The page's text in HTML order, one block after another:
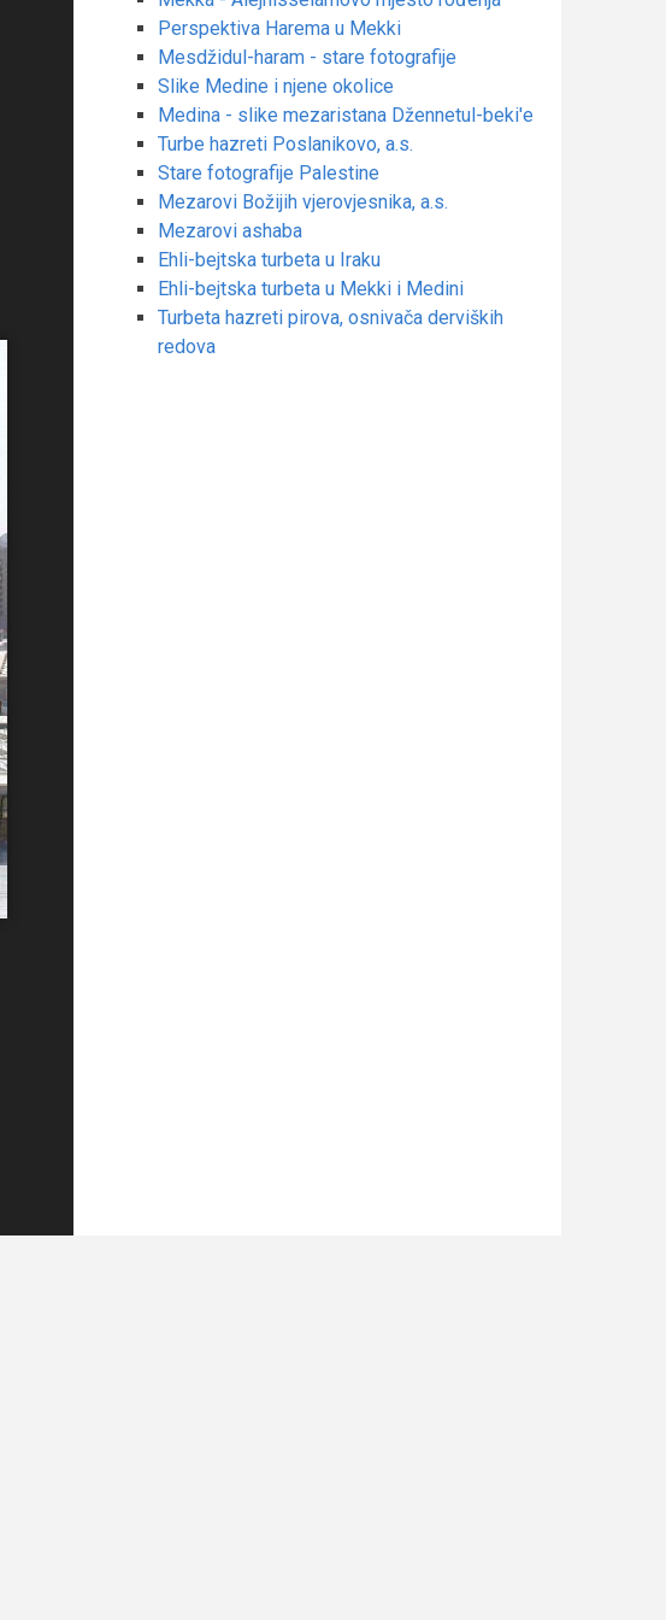
Perspektiva Harema u Mekki
Mesdžidul-haram - stare fotografije
Slike Medine i njene okolice
Medina - slike mezaristana Džennetul-beki'e
Turbe hazreti Poslanikovo, a.s.
Stare fotografije Palestine
Mezarovi Božijih vjerovjesnika, a.s.
Mezarovi ashaba
Ehli-bejtska turbeta u Iraku
Ehli-bejtska turbeta u Mekki i Medini
Turbeta hazreti pirova, osnivača derviških
redova